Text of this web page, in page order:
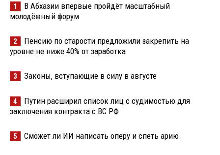
1
В Абхазии впервые пройдёт масштабный
молодёжный форум
2
Пенсию по старости предложили закрепить на
уровне не ниже 40% от заработка
3 Законы, вступающие в силу в августе
4
Путин расширил список лиц с судимостью для
заключения контракта с ВС РФ
5 Сможет ли ИИ написать оперу и спеть арию